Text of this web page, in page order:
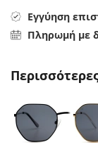
Όλες οι
Persol
Όλα τα υγρά
Εγγύηση
Πληρωμή με